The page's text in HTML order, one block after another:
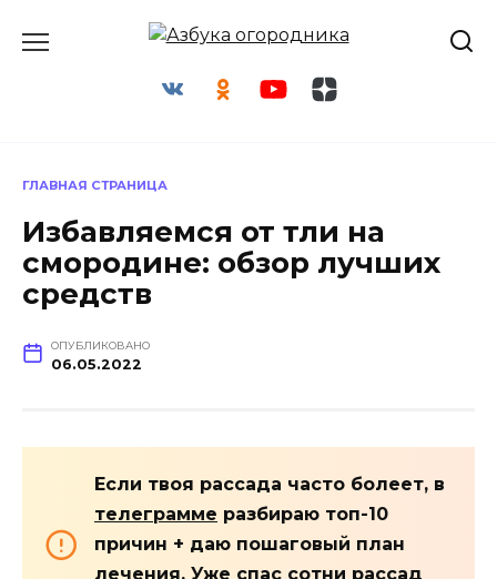
ГЛАВНАЯ СТРАНИЦА
Избавляемся от тли на
смородине: обзор лучших
средств
ОПУБЛИКОВАНО
06.05.2022
Если твоя рассада часто болеет, в
телеграмме разбираю топ-10
причин + даю пошаговый план
лечения. Уже спас сотни рассад